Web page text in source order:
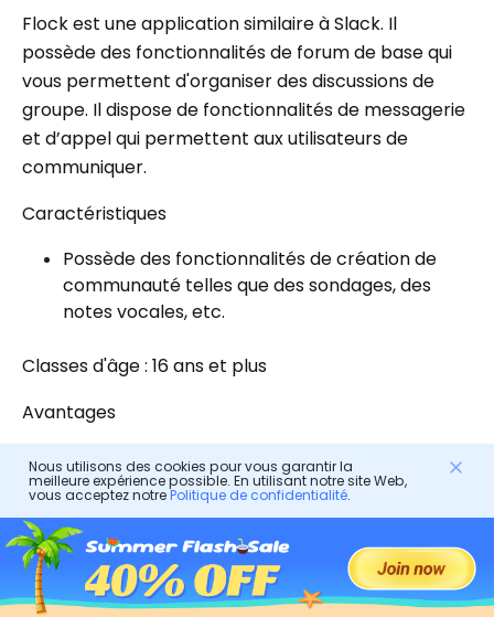
Flock est une application similaire à Slack. Il
possède des fonctionnalités de forum de base qui
vous permettent d'organiser des discussions de
groupe. Il dispose de fonctionnalités de messagerie
et d’appel qui permettent aux utilisateurs de
communiquer.
Caractéristiques
Possède des fonctionnalités de création de
communauté telles que des sondages, des
notes vocales, etc.
Classes d'âge : 16 ans et plus
Avantages
C'est gratuit.
Les inconvénients
Manque de fonctionnalités de monétisation.
Nous utilisons des cookies pour vous garantir la
meilleure expérience possible. En utilisant notre site Web,
vous acceptez notrePolitique de confidentialité.